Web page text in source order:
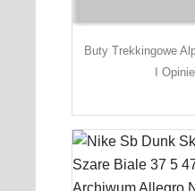
Buty Trekkingowe
I